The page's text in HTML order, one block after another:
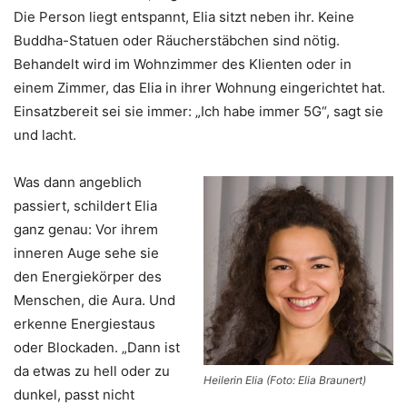
Die Person liegt entspannt, Elia sitzt neben ihr. Keine
Buddha-Statuen oder Räucherstäbchen sind nötig.
Behandelt wird im Wohnzimmer des Klienten oder in
einem Zimmer, das Elia in ihrer Wohnung eingerichtet hat.
Einsatzbereit sei sie immer: „Ich habe immer 5G“, sagt sie
und lacht.
Heilerin Elia (Foto: Elia Braunert)
Was dann angeblich
passiert, schildert Elia
ganz genau: Vor ihrem
inneren Auge sehe sie
den Energiekörper des
Menschen, die Aura. Und
erkenne Energiestaus
oder Blockaden. „Dann ist
da etwas zu hell oder zu
dunkel, passt nicht